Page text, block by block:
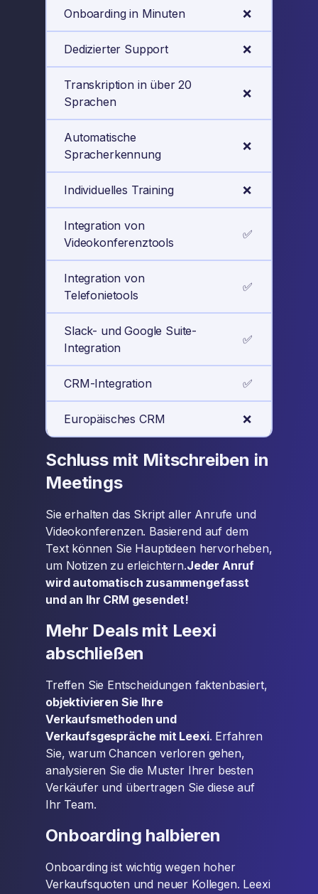
Onboarding in Minuten ❌
Dedizierter Support ❌
Transkription in über 20
Sprachen
❌
Automatische
Spracherkennung
❌
Individuelles Training ❌
Integration von
Videokonferenztools
✅
Integration von
Telefonietools
✅
Slack- und Google Suite-
Integration
✅
CRM-Integration ✅
Europäisches CRM ❌
Schluss mit Mitschreiben in
Meetings
Sie erhalten das Skript aller Anrufe und
Videokonferenzen. Basierend auf dem
Text können Sie Hauptideen hervorheben,
um Notizen zu erleichtern.Jeder Anruf
wird automatisch zusammengefasst
und an Ihr CRM gesendet!
Mehr Deals mit Leexi
abschließen
Treffen Sie Entscheidungen faktenbasiert,
objektivieren Sie Ihre
Verkaufsmethoden und
Verkaufsgespräche mit Leexi. Erfahren
Sie, warum Chancen verloren gehen,
analysieren Sie die Muster Ihrer besten
Verkäufer und übertragen Sie diese auf
Ihr Team.
Onboarding halbieren
Onboarding ist wichtig wegen hoher
Verkaufsquoten und neuer Kollegen. Leexi